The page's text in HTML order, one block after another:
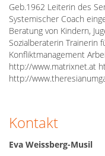
Geb.1962 Leiterin des
Systemischer Coach
Beratung von Kindern,
Sozialberaterin Trainerin
Konfliktmanagement
http://www.matrixnet.at
http://
Kontakt
Eva Weissberg-Musil